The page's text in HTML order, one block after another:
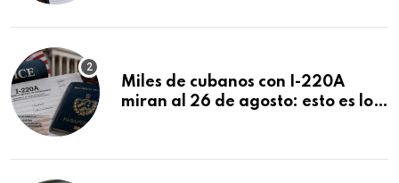
Miles de cubanos con I-220A
miran al 26 de agosto: esto es lo